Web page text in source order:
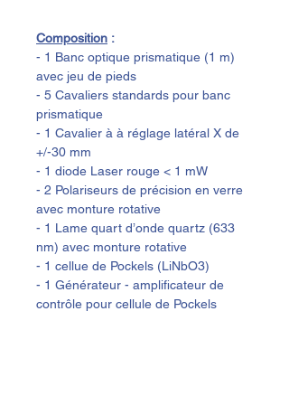
Composition :
- 1 Banc optique prismatique (1 m)
avec jeu de pieds
- 5 Cavaliers standards pour banc
prismatique
- 1 Cavalier à à réglage latéral X de
+/-30 mm
- 1 diode Laser rouge < 1 mW
- 2 Polariseurs de précision en verre
avec monture rotative
- 1 Lame quart d’onde quartz (633
nm) avec monture rotative
- 1 cellue de Pockels (LiNbO3)
- 1 Générateur - amplificateur de
contrôle pour cellule de Pockels